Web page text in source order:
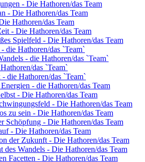
- Die Hathoren/das Team
- Die Hathoren/das Team
Hathoren/das Team
- Die Hathoren/das Team
Spielfeld - Die Hathoren/das Team
die Hathoren/das `Team`
- die Hathoren/das `Team`
das `Team`
die Hathoren/das `Team`
- die Hathoren/das Team
- Die Hathoren/das Team
- Die Hathoren/das Team
zu sein - Die Hathoren/das Team
Schöpfung - Die Hathoren/das Team
- Die Hathoren/das Team
der Zukunft - Die Hathoren/das Team
des Wandels - Die Hathoren/das Team
Facetten - Die Hathoren/das Team